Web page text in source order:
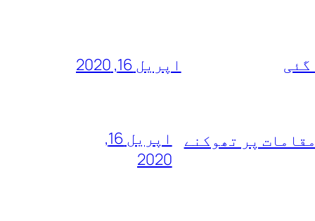
گئی اپریل 16, 2020
پر تھوکنے
اپریل 16,
2020